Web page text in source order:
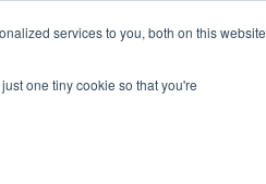
services to you, both on this website
one tiny cookie so that you're